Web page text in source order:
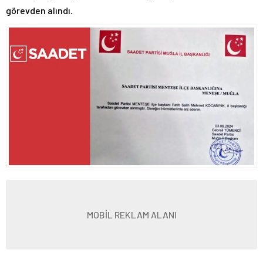
görevden alındı.
MOBİL REKLAM ALANI